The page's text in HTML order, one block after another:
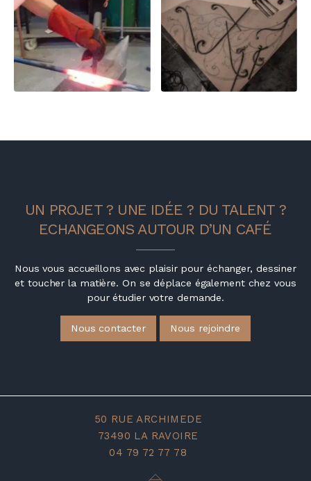
UN PROJET ? UNE IDÉE ? DU TALENT ?
ECHANGEONS AUTOUR D’UN CAFÉ
Nous vous accueillons avec plaisir pour échanger, dessiner
et toucher la matière. On se déplace également chez vous
pour étudier votre demande.
Nous contacter Nous rejoindre
50 RUE ARCHIMEDE
73490 LA RAVOIRE
04 79 72 77 78